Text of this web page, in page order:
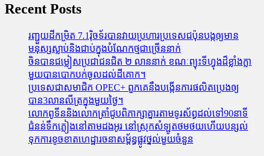
Recent Posts
រញ្ជួយដីកម្រិត​ 7.1រ៉ិចទ័របានវាយប្រហារប្រទេសជប៉ុនបង្កឲ្យមាន
មនុស្សស្លាប់​និង​ជាប់ក្នុងបំណែកថ្មជាច្រើននាក់
ចិនបានជម្លៀសប្រជាជនជិត ២ លាននាក់ ខណៈព្យុះទីហ្វុងដ៏ខ្លាំងក្លា
មួយបានបោកបក់ចូលដល់ដីគោក។
ប្រទេសជាសមាជិក OPEC+​ ពួកគេនឹងបង្កើនការផលិតប្រេងឲ្យ
បាន3លានលីត្រក្នុងមួយថ្ងៃ។
លោកពូទីននិងលោកត្រាំជូបពិភាក្សាគ្នារតាមទូរស័ព្ធដល់ទៅ90នាទី
ជំនន់​ទឹកភ្លៀង​នៅ​តាម​ដងអូរ​ នៅ​ស្រុក​សំឡូត​ថមថយ​ហើយ​បន្សល់​
ទុក​ការ​ខូចខាត​ហេដ្ឋារចនាសម្ព័ន្ធ​ផ្លូវថ្នល់​មួយ​ចំនួន